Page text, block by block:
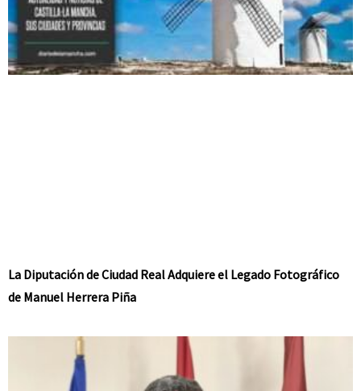
La Diputación de Ciudad Real Adquiere el Legado Fotográfico
de Manuel Herrera Piña